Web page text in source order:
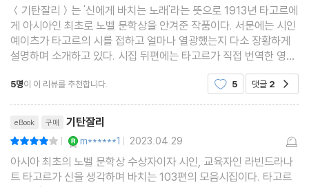
＜기탄잘리＞는 '신에게 바치는 노래'라는 뜻으로 1913년 타고르에
게 아시아인 최초로 노벨 문학상을 안겨준 작품이다. 서문에는 시인
예이츠가 타고르의 시를 접하고 얼마나 열광했는지 다소 장황하게
설명하며 소개하고 있다. 시집 뒤편에는 타고르가 직접 번역한 영문
묵＞을 떠올렸다. 그만큼 유사한 데가 있는
5명이 이 리뷰를 추천합니다. 5 댓글 2
eBook 구매 기탄잘리
| m******1 | 2023.04.29
아시아 최초의 노벨 문학상 수상자이자 시인, 교육자인 라빈드라나
트 타고르가 신을 생각하며 바치는 103편의 모음시집이다. 타고르